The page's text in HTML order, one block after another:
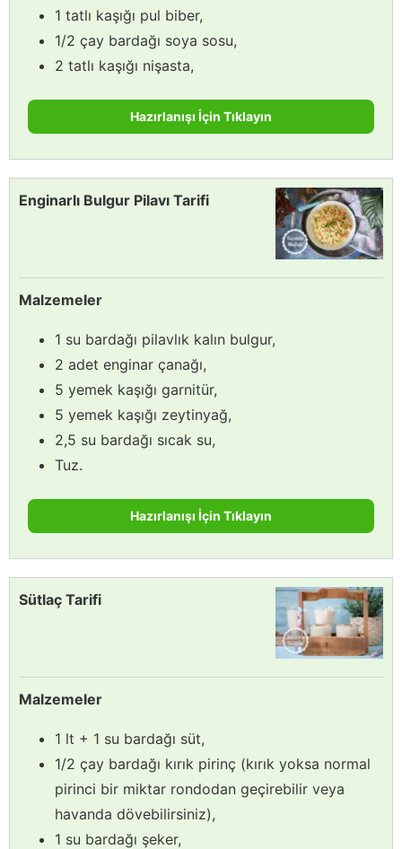
1 tatlı kaşığı pul biber,
1/2 çay bardağı soya sosu,
2 tatlı kaşığı nişasta,
Hazırlanışı İçin Tıklayın
Enginarlı Bulgur Pilavı Tarifi
Malzemeler
1 su bardağı pilavlık kalın bulgur,
2 adet enginar çanağı,
5 yemek kaşığı garnitür,
5 yemek kaşığı zeytinyağ,
2,5 su bardağı sıcak su,
Tuz.
Hazırlanışı İçin Tıklayın
Sütlaç Tarifi
Malzemeler
1 lt + 1 su bardağı süt,
1/2 çay bardağı kırık pirinç (kırık yoksa normal
pirinci bir miktar rondodan geçirebilir veya
havanda dövebilirsiniz),
1 su bardağı şeker,